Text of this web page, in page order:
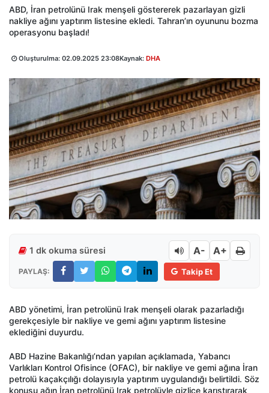
ABD, İran petrolünü Irak menşeli göstererek pazarlayan gizli
nakliye ağını yaptırım listesine ekledi. Tahran’ın oyununu bozma
operasyonu başladı!
Oluşturulma: 02.09.2025 23:08Kaynak: DHA
1 dk okuma süresi A- A+
PAYLAŞ: Takip Et
ABD yönetimi, İran petrolünü Irak menşeli olarak pazarladığı
gerekçesiyle bir nakliye ve gemi ağını yaptırım listesine
eklediğini duyurdu.
ABD Hazine Bakanlığı’ndan yapılan açıklamada, Yabancı
Varlıkları Kontrol Ofisince (OFAC), bir nakliye ve gemi ağına İran
petrolü kaçakçılığı dolayısıyla yaptırım uygulandığı belirtildi. Söz
konusu ağın İran petrolünü Irak petrolüyle gizlice karıştırarak